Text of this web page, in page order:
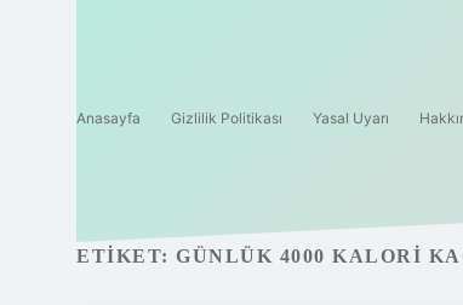
Anasayfa Gizlilik Politikası Yasal Uyarı
ETIKET: GÜNLÜK 4000 KALORI